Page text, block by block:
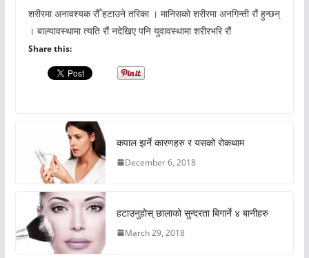
शरीरमा अनावश्यक रौँ हटाउने तरिका । मानिसको शरीरमा अनगिन्ती रौं हुन्छन्
। बाल्यावस्थामा त्यति रौं नदेखिए पनि युवावस्थामा शरीरभरि रौं
Share this:
कपाल झर्ने कारणहरु र यसको रोकथाम
December 6, 2018
हटाउनुहोस् छालाको सुन्दरता बिगार्ने ४ बानीहरु
March 29, 2018